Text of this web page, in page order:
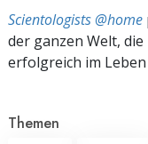
Scientologists @home
der ganzen Welt,
erfolgreich im
Themen